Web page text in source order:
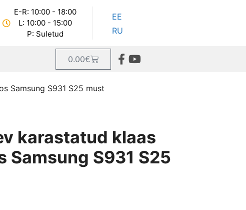
E-R: 10:00 - 18:00
L: 10:00 - 15:00
P: Suletud
EE
RU
0.00€
Samsung S931 S25 must
karastatud klaas
Samsung S931 S25